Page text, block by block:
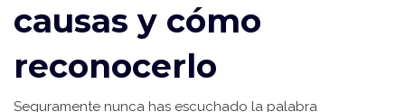
causas y cómo
reconocerlo
Seguramente nunca has escuchado la palabra